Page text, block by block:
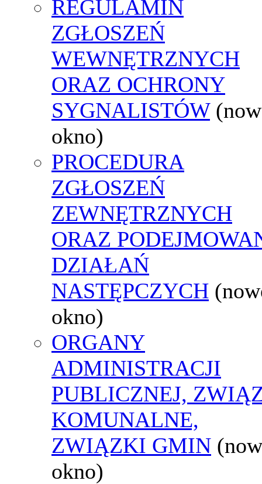
REGULAMIN
ZGŁOSZEŃ
WEWNĘTRZNYCH
ORAZ OCHRONY
SYGNALISTÓW
okno)
PROCEDURA
ZGŁOSZEŃ
ZEWNĘTRZNYCH
ORAZ
DZIAŁAŃ
NASTĘPCZYCH
okno)
ORGANY
ADMINISTRACJI
PUBLICZNEJ,
KOMUNALNE,
ZWIĄZKI GMIN
okno)